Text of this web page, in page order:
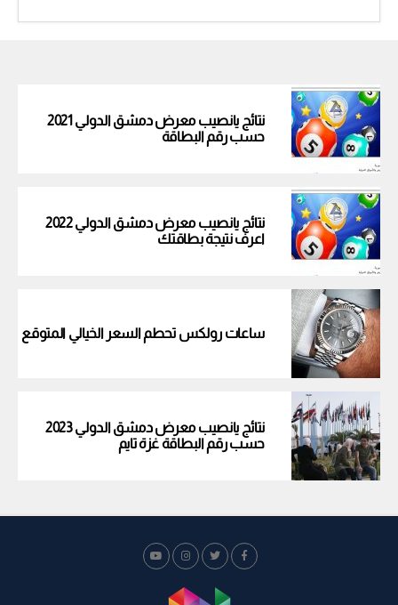
نتائج يانصيب معرض دمشق الدولي 2021
حسب رقم البطاقة
نتائج يانصيب معرض دمشق الدولي 2022
اعرف نتيجة بطاقتك
ساعات رولكس تحطم السعر الخيالي المتوقع
نتائج يانصيب معرض دمشق الدولي 2023
حسب رقم البطاقة غزة تايم